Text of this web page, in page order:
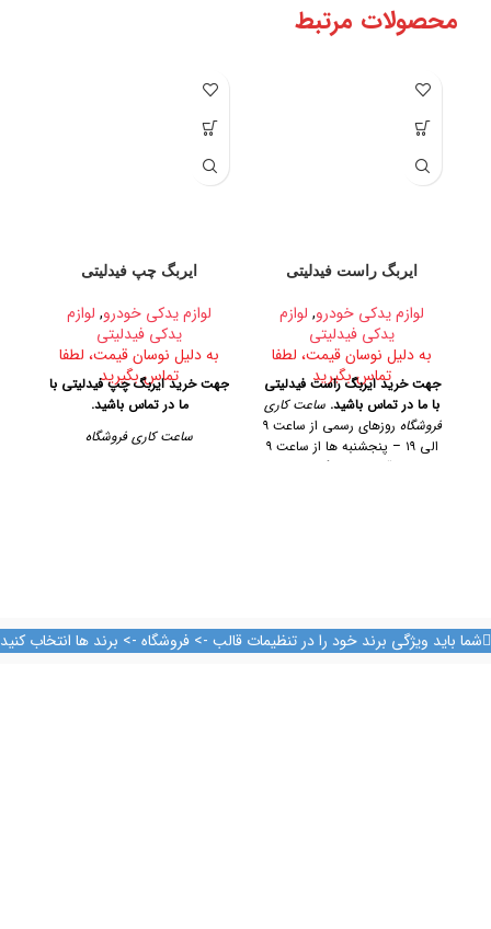
محصولات مرتبط
ایربگ راست فیدلیتی
لوازم یدکی خودرو, لوازم
یدکی فیدلیتی
به دلیل نوسان قیمت، لطفا
تماس بگیرید
جهت خرید ایربگ راست فیدلیتی
با ما در تماس باشید. ساعت کاری
فروشگاه
روزهای رسمی از ساعت ۹
الی ۱۹ – پنجشنبه ها از ساعت ۹
آدرس فروشگاه
ایربگ چپ فیدلیتی
لوازم یدکی خودرو, لوازم
یدکی فیدلیتی
به دلیل نوسان قیمت، لطفا
تماس بگیرید
جهت خرید ایربگ چپ فیدلیتی با
ما در تماس باشید.
ساعت کاری فروشگاه
09128884461
شما باید ویژگی برند خود را در تنظیمات قالب -> فروشگاه -> برند ها انتخاب کنید